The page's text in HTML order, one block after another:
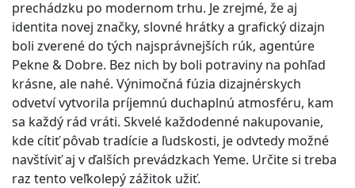
prechádzku po modernom trhu. Je zrejmé, že aj
identita novej značky, slovné hrátky a grafický dizajn
boli zverené do tých najsprávnejších rúk, agentúre
Pekne & Dobre. Bez nich by boli potraviny na pohľad
krásne, ale nahé. Výnimočná fúzia dizajnérskych
odvetví vytvorila príjemnú duchaplnú atmosféru, kam
sa každý rád vráti. Skvelé každodenné nakupovanie,
kde cítiť pôvab tradície a ľudskosti, je odvtedy možné
navštíviť aj v ďalších prevádzkach Yeme. Určite si treba
raz tento veľkolepý zážitok užiť.